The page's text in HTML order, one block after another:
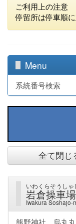
ご利用上の注意
停留所は停車順
Menu
系統番号検索
全て閉じ
いわくらそうしゃ
岩倉操車
Iwakura Soshajo-
熊野神社 烏丸